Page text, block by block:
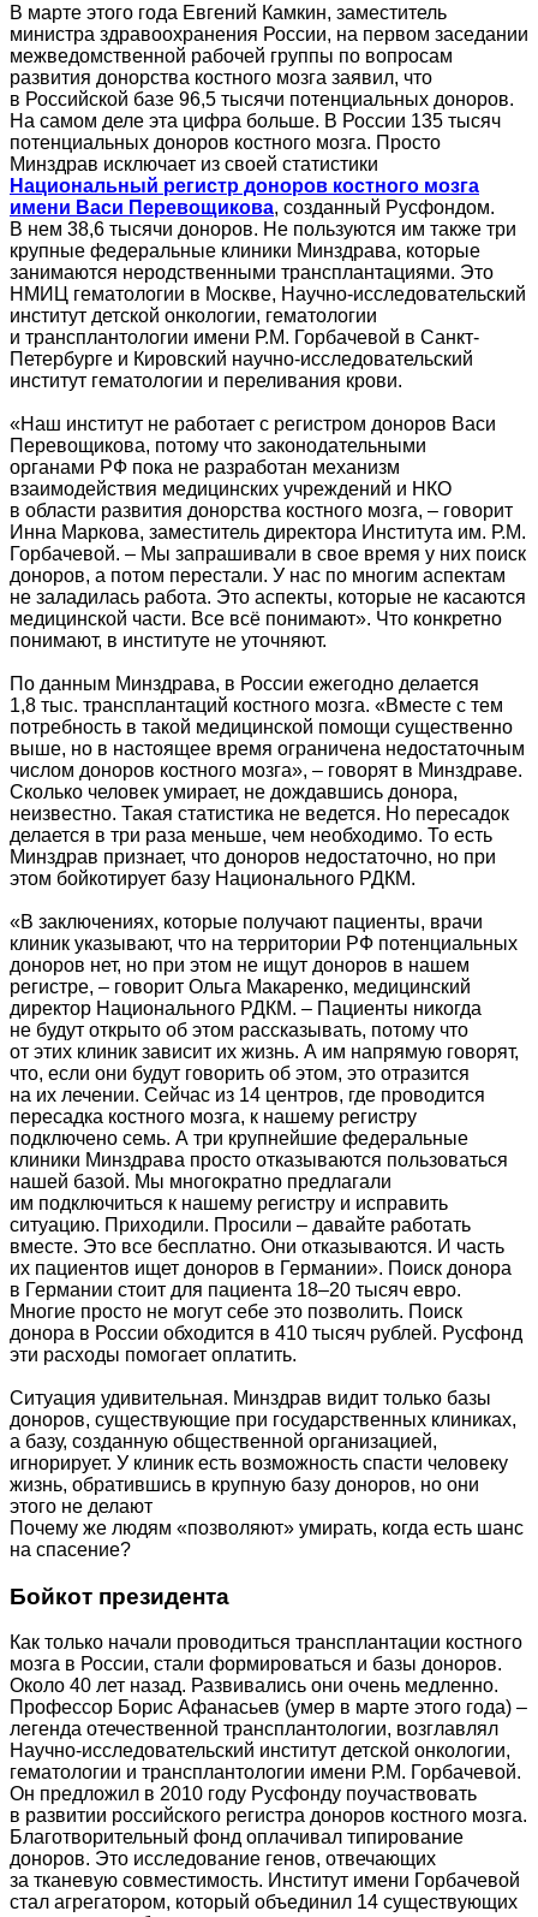
В марте этого года Евгений Камкин, заместитель
министра здравоохранения России, на первом заседании
межведомственной рабочей группы по вопросам
развития донорства костного мозга заявил, что
в Российской базе 96,5 тысячи потенциальных доноров.
На самом деле эта цифра больше. В России 135 тысяч
потенциальных доноров костного мозга. Просто
Минздрав исключает из своей статистики
Национальный регистр доноров костного мозга
имени Васи Перевощикова, созданный Русфондом.
В нем 38,6 тысячи доноров. Не пользуются им также три
крупные федеральные клиники Минздрава, которые
занимаются неродственными трансплантациями. Это
НМИЦ гематологии в Москве, Научно-исследовательский
институт детской онкологии, гематологии
и трансплантологии имени Р.М. Горбачевой в Санкт-
Петербурге и Кировский научно-исследовательский
институт гематологии и переливания крови.
«Наш институт не работает с регистром доноров Васи
Перевощикова, потому что законодательными
органами РФ пока не разработан механизм
взаимодействия медицинских учреждений и НКО
в области развития донорства костного мозга, – говорит
Инна Маркова, заместитель директора Института им. Р.М.
Горбачевой. – Мы запрашивали в свое время у них поиск
доноров, а потом перестали. У нас по многим аспектам
не заладилась работа. Это аспекты, которые не касаются
медицинской части. Все всё понимают». Что конкретно
понимают, в институте не уточняют.
По данным Минздрава, в России ежегодно делается
1,8 тыс. трансплантаций костного мозга. «Вместе с тем
потребность в такой медицинской помощи существенно
выше, но в настоящее время ограничена недостаточным
числом доноров костного мозга», – говорят в Минздраве.
Сколько человек умирает, не дождавшись донора,
неизвестно. Такая статистика не ведется. Но пересадок
делается в три раза меньше, чем необходимо. То есть
Минздрав признает, что доноров недостаточно, но при
этом бойкотирует базу Национального РДКМ.
«В заключениях, которые получают пациенты, врачи
клиник указывают, что на территории РФ потенциальных
доноров нет, но при этом не ищут доноров в нашем
регистре, – говорит Ольга Макаренко, медицинский
директор Национального РДКМ. – Пациенты никогда
не будут открыто об этом рассказывать, потому что
от этих клиник зависит их жизнь. А им напрямую говорят,
что, если они будут говорить об этом, это отразится
на их лечении. Сейчас из 14 центров, где проводится
пересадка костного мозга, к нашему регистру
подключено семь. А три крупнейшие федеральные
клиники Минздрава просто отказываются пользоваться
нашей базой. Мы многократно предлагали
им подключиться к нашему регистру и исправить
ситуацию. Приходили. Просили – давайте работать
вместе. Это все бесплатно. Они отказываются. И часть
их пациентов ищет доноров в Германии». Поиск донора
в Германии стоит для пациента 18–20 тысяч евро.
Многие просто не могут себе это позволить. Поиск
донора в России обходится в 410 тысяч рублей. Русфонд
эти расходы помогает оплатить.
Ситуация удивительная. Минздрав видит только базы
доноров, существующие при государственных клиниках,
а базу, созданную общественной организацией,
игнорирует. У клиник есть возможность спасти человеку
жизнь, обратившись в крупную базу доноров, но они
этого не делают
Почему же людям «позволяют» умирать, когда есть шанс
на спасение?
Бойкот президента
Как только начали проводиться трансплантации костного
мозга в России, стали формироваться и базы доноров.
Около 40 лет назад. Развивались они очень медленно.
Профессор Борис Афанасьев (умер в марте этого года) –
легенда отечественной трансплантологии, возглавлял
Научно‑исследовательский институт детской онкологии,
гематологии и трансплантологии имени Р.М. Горбачевой.
Он предложил в 2010 году Русфонду поучаствовать
в развитии российского регистра доноров костного мозга.
Благотворительный фонд оплачивал типирование
доноров. Это исследование генов, отвечающих
за тканевую совместимость. Институт имени Горбачевой
стал агрегатором, который объединил 14 существующих